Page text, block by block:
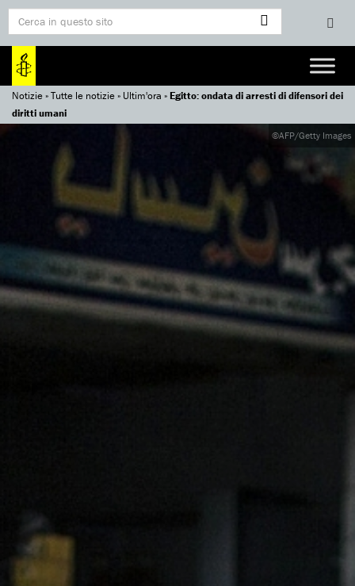
Notizie»Tutte le notizie» Ultim'ora »Egitto: ondata di arresti di difensori dei
diritti umani
©AFP/Getty Images